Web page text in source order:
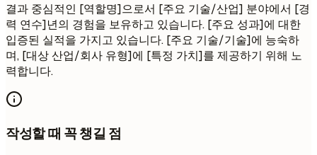
결과 중심적인 [역할명]으로서 [주요 기술/산업] 분야에서 [경
력 연수]년의 경험을 보유하고 있습니다. [주요 성과]에 대한
입증된 실적을 가지고 있습니다. [주요 기술/기술]에 능숙하
며, [대상 산업/회사 유형]에 [특정 가치]를 제공하기 위해 노
력합니다.
작성할 때 꼭 챙길 점